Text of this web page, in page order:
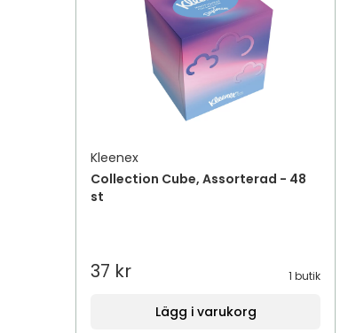
Kleenex
Collection Cube, Assorterad - 48
st
37 kr 1 butik
Lägg i varukorg